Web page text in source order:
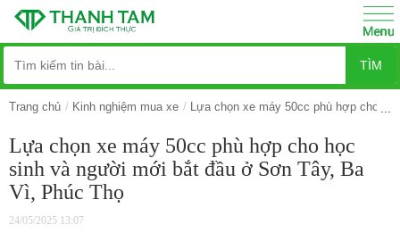
TÌM
Trang chủ Kinh nghiệm mua xe Lựa chọn xe máy 50cc phù hợp cho
Lựa chọn xe máy 50cc phù hợp cho học
sinh và người mới bắt đầu ở Sơn Tây, Ba
Vì, Phúc Thọ
24/05/2025 13:07